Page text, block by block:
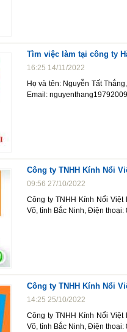
Tìm việc làm tại công ty
16:25 14/11/2022
Họ và tên: Nguyễn Tất
Email:
Công ty TNHH Kính Nổi
09:56 27/10/2022
Công ty TNHH Kính Nổi
Võ, tỉnh Bắc Ninh, Điện thoại:
Công ty TNHH Kính Nổi
14:25 25/10/2022
Công ty TNHH Kính Nổi
Võ, tỉnh Bắc Ninh, Điện thoại: